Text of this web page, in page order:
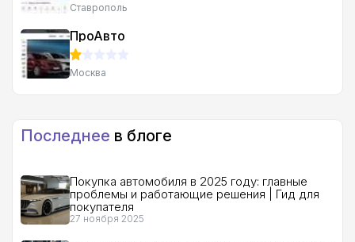
Ставрополь
ПроАвто
Москва
Последнее в блоге
Покупка автомобиля в 2025 году: главные
проблемы и работающие решения | Гид для
покупателя
27 ноября 2025